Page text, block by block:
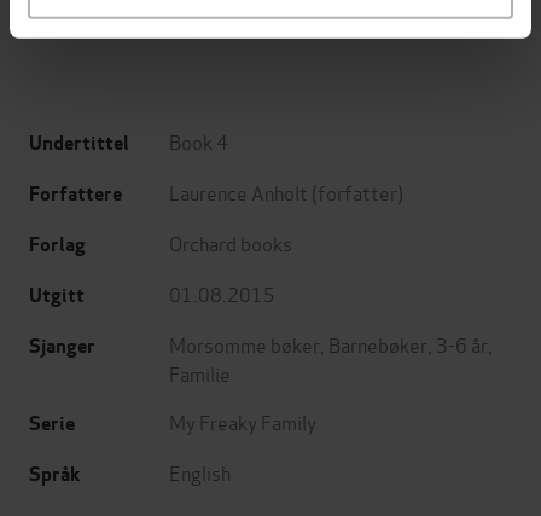
Undertittel Book 4
Forfattere Laurence Anholt (forfatter)
Forlag Orchard books
Utgitt 01.08.2015
Sjanger Morsomme bøker Barnebøker 3-6 år
Familie
Serie My Freaky Family
Språk English